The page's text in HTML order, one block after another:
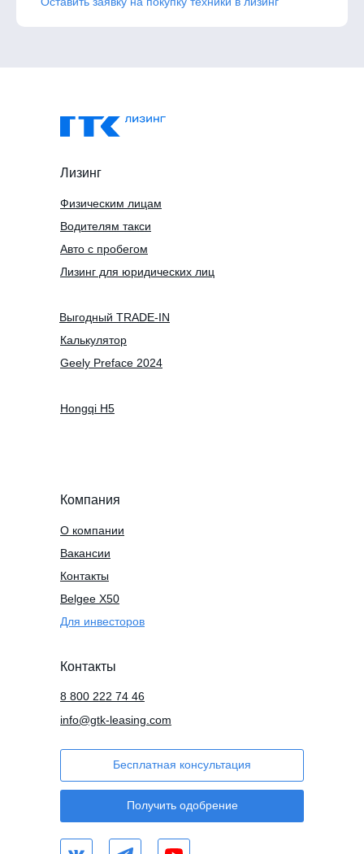
Компания
О компании
Вакансии
Контакты
Для инвесторов
Контакты
info@gtk-leasing.com
Бесплатная консультация
Лизинг
Водителям такси
Физическим лицам
Получить одобрение
Авто с пробегом
Belgee X50
Лизинг для юридических лиц
Калькулятор
Hongqi H5
8 800 222 74 46
Выгодный TRADE-IN
Geely Preface 2024